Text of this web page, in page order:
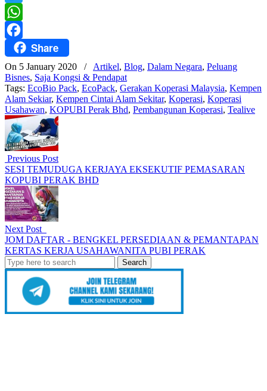
Twitter
WhatsApp
FacebookShare
On 5 January 2020 / Artikel, Blog, Dalam Negara, Peluang
Bisnes, Saja Kongsi & Pendapat
Tags: EcoBio Pack, EcoPack, Gerakan Koperasi Malaysia, Kempen
Alam Sekiar, Kempen Cintai Alam Sekitar, Koperasi, Koperasi
Usahawan, KOPUBI Perak Bhd, Pembangunan Koperasi, Tealive
Previous Post
SESI TEMUDUGA KERJAYA EKSEKUTIF PEMASARAN
KOPUBI PERAK BHD
Next Post
JOM DAFTAR - BENGKEL PERSEDIAAN & PEMANTAPAN
KERTAS KERJA USAHAWANITA PUBI PERAK
Search
for: